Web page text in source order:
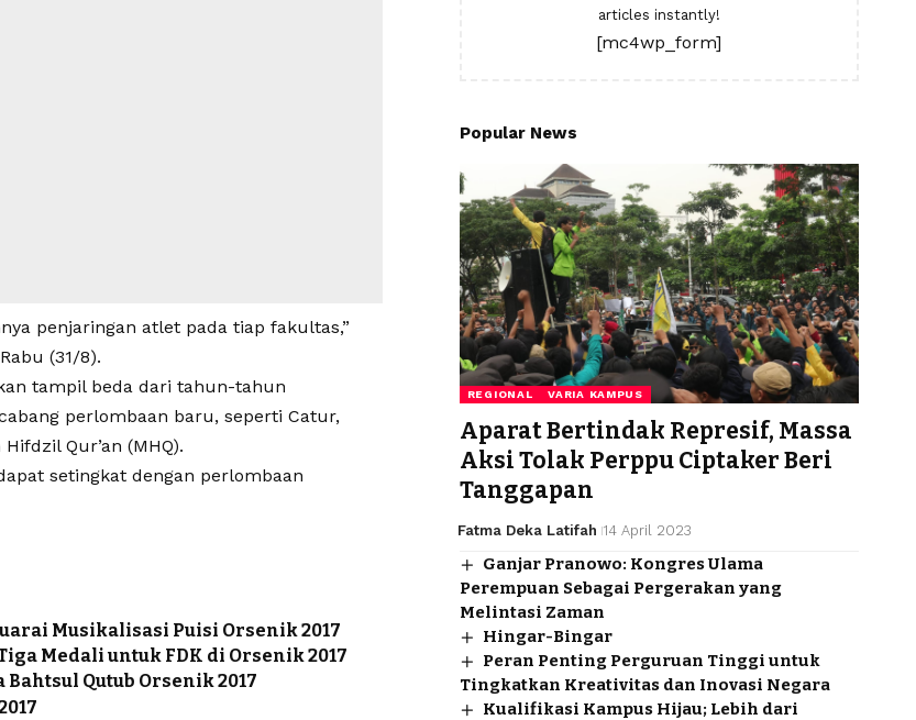
penjaringan atlet pada tiap fakultas,”
(31/8).
tampil beda dari tahun-tahun
perlombaan baru, seperti Catur,
Qur’an (MHQ).
setingkat dengan perlombaan
Musikalisasi Puisi Orsenik 2017
Medali untuk FDK di Orsenik 2017
Qutub Orsenik 2017
articles instantly!
[mc4wp_form]
Popular News
REGIONAL VARIA KAMPUS
Aparat Bertindak Represif, Massa
Aksi Tolak Perppu Ciptaker Beri
Tanggapan
Fatma Deka Latifah 14 April 2023
Ganjar Pranowo: Kongres Ulama
Perempuan Sebagai Pergerakan yang
Melintasi Zaman
Hingar-Bingar
Peran Penting Perguruan Tinggi untuk
Tingkatkan Kreativitas dan Inovasi Negara
Kualifikasi Kampus Hijau; Lebih dari